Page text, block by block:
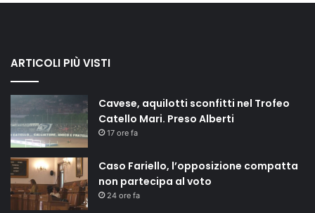
ARTICOLI PIÙ VISTI
Cavese, aquilotti sconfitti nel Trofeo
Catello Mari. Preso Alberti
17 ore fa
Caso Fariello, l’opposizione compatta
non partecipa al voto
24 ore fa